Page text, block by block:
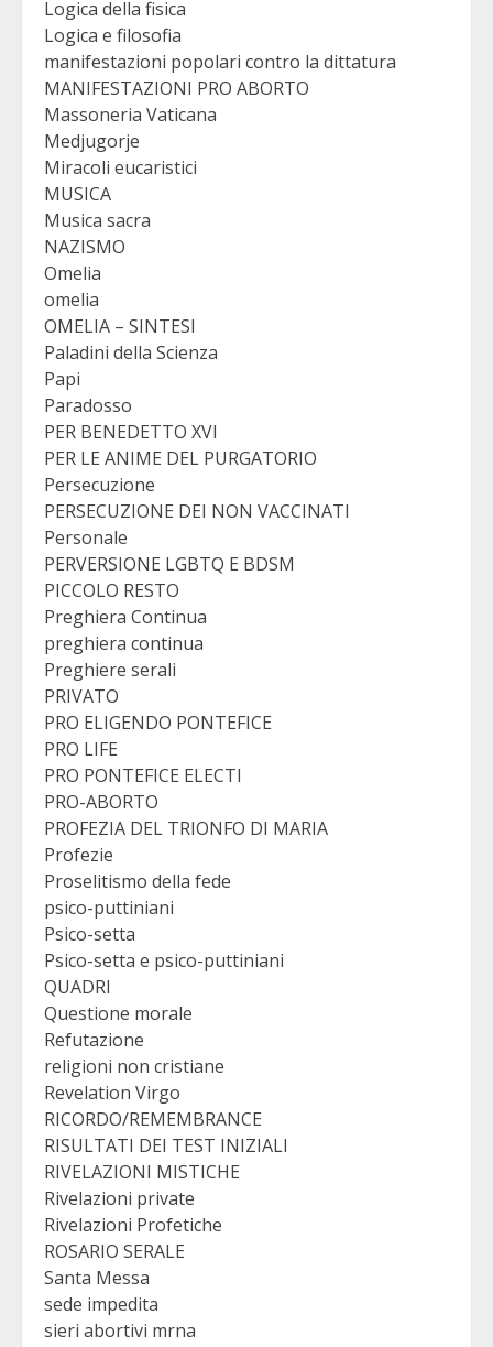
Logica della fisica
Logica e filosofia
manifestazioni popolari contro la dittatura
MANIFESTAZIONI PRO ABORTO
Massoneria Vaticana
Medjugorje
Miracoli eucaristici
MUSICA
Musica sacra
NAZISMO
Omelia
omelia
OMELIA – SINTESI
Paladini della Scienza
Papi
Paradosso
PER BENEDETTO XVI
PER LE ANIME DEL PURGATORIO
Persecuzione
PERSECUZIONE DEI NON VACCINATI
Personale
PERVERSIONE LGBTQ E BDSM
PICCOLO RESTO
Preghiera Continua
preghiera continua
Preghiere serali
PRIVATO
PRO ELIGENDO PONTEFICE
PRO LIFE
PRO PONTEFICE ELECTI
PRO-ABORTO
PROFEZIA DEL TRIONFO DI MARIA
Profezie
Proselitismo della fede
psico-puttiniani
Psico-setta
Psico-setta e psico-puttiniani
QUADRI
Questione morale
Refutazione
religioni non cristiane
Revelation Virgo
RICORDO/REMEMBRANCE
RISULTATI DEI TEST INIZIALI
RIVELAZIONI MISTICHE
Rivelazioni private
Rivelazioni Profetiche
ROSARIO SERALE
Santa Messa
sede impedita
sieri abortivi mrna